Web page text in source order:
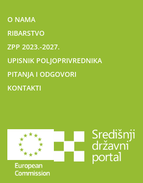
O NAMA
RIBARSTVO
ZPP 2023.-2027.
UPISNIK POLJOPRIVREDNIKA
PITANJA I ODGOVORI
KONTAKTI